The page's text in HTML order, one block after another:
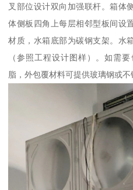
叉部位设计双向加强联杆。箱体
体侧板四角上每层相邻型板间设
材质，水箱底部为碳钢支架。水
（参照工程设计图样）。如需
脂，外包覆材料可提供玻璃钢或不